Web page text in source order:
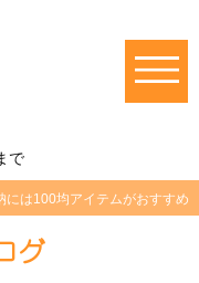
で
には100均アイテムがおすすめ
グ